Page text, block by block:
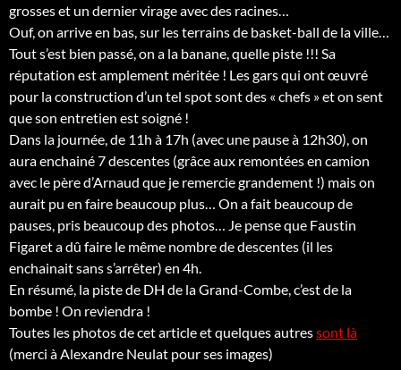
grosses et un dernier virage avec des racines…
Ouf, on arrive en bas, sur les terrains de basket-ball de la ville…
Tout s’est bien passé, on a la banane, quelle piste !!! Sa
réputation est amplement méritée ! Les gars qui ont œuvré
pour la construction d’un tel spot sont des « chefs » et on sent
que son entretien est soigné !
Dans la journée, de 11h à 17h (avec une pause à 12h30), on
aura enchainé 7 descentes (grâce aux remontées en camion
avec le père d’Arnaud que je remercie grandement !) mais on
aurait pu en faire beaucoup plus… On a fait beaucoup de
pauses, pris beaucoup des photos… Je pense que Faustin
Figaret a dû faire le même nombre de descentes (il les
enchainait sans s’arrêter) en 4h.
En résumé, la piste de DH de la Grand-Combe, c’est de la
bombe ! On reviendra !
Toutes les photos de cet article et quelques autressont là
(merci à Alexandre Neulat pour ses images)